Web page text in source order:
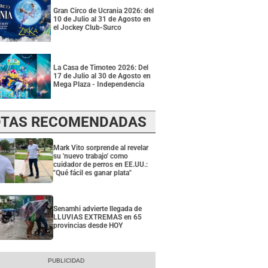
Gran Circo de Ucrania 2026: del
10 de Julio al 31 de Agosto en
el Jockey Club-Surco
La Casa de Timoteo 2026: Del
17 de Julio al 30 de Agosto en
Mega Plaza - Independencia
RECOMENDADAS
Mark Vito sorprende al revelar
su 'nuevo trabajo' como
cuidador de perros en EE.UU.:
"Qué fácil es ganar plata"
Senamhi advierte llegada de
LLUVIAS EXTREMAS en 65
provincias desde HOY